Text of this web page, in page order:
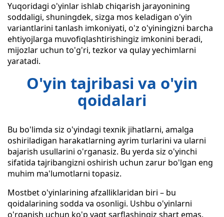
Yuqoridagi o'yinlar ishlab chiqarish jarayonining
soddaligi, shuningdek, sizga mos keladigan o'yin
variantlarini tanlash imkoniyati, o'z o'yiningizni barcha
ehtiyojlarga muvofiqlashtirishingiz imkonini beradi,
mijozlar uchun to'g'ri, tezkor va qulay yechimlarni
yaratadi.
O'yin tajribasi va o'yin
qoidalari
Bu bo'limda siz o'yindagi texnik jihatlarni, amalga
oshiriladigan harakatlarning ayrim turlarini va ularni
bajarish usullarini o'rganasiz. Bu yerda siz o'yinchi
sifatida tajribangizni oshirish uchun zarur bo'lgan eng
muhim ma'lumotlarni topasiz.
Mostbet o'yinlarining afzalliklaridan biri – bu
qoidalarining sodda va osonligi. Ushbu o'yinlarni
o'rganish uchun ko'p vaqt sarflashingiz shart emas.